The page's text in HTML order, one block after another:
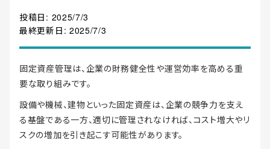
投稿日: 2025/7/3
最終更新日: 2025/7/3
固定資産管理は、企業の財務健全性や運営効率を高める重
要な取り組みです。
設備や機械、建物といった固定資産は、企業の競争力を支え
る基盤である一方、適切に管理されなければ、コスト増大やリ
スクの増加を引き起こす可能性があります。